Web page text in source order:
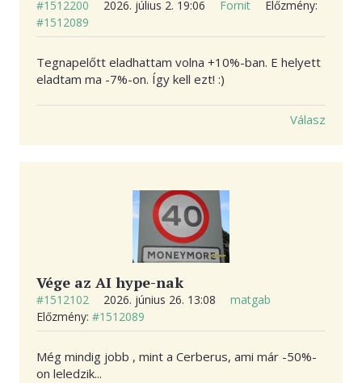
#1512200 2026. július 2. 19:06 Fornit
Előzmény:
#1512089
Tegnapelőtt eladhattam volna +10%-ban. E helyett
eladtam ma -7%-on. Így kell ezt! :)
Válasz
Vége az AI hype-nak
#1512102 2026. június 26. 13:08
matgab
Előzmény: #1512089
Még mindig jobb , mint a Cerberus, ami már -50%-
on leledzik...